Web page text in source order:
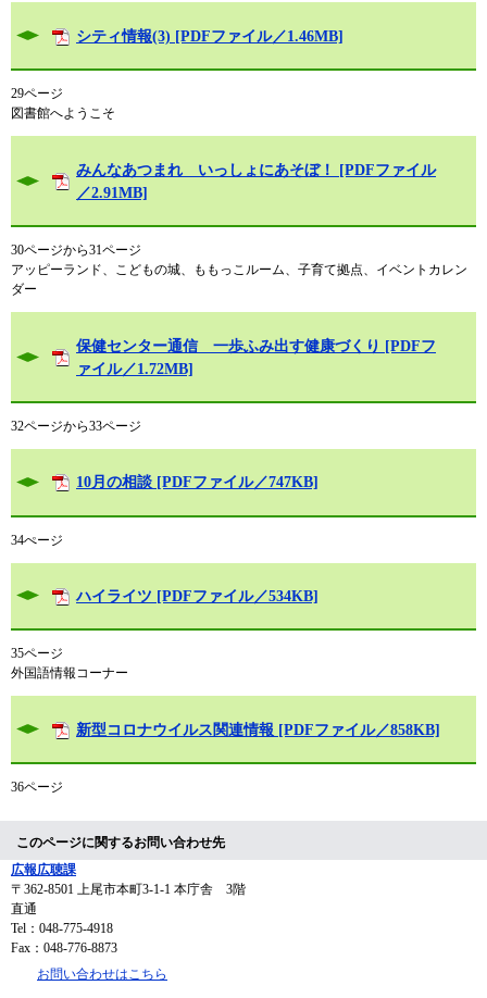
シティ情報(3) [PDFファイル／1.46MB]
29ページ
図書館へようこそ
みんなあつまれ いっしょにあそぼ！ [PDFファイル
／2.91MB]
30ページから31ページ
アッピーランド、こどもの城、ももっこルーム、子育て拠点、イベントカレン
ダー
保健センター通信 一歩ふみ出す健康づくり [PDFフ
ァイル／1.72MB]
32ページから33ページ
10月の相談 [PDFファイル／747KB]
34ぺージ
ハイライツ [PDFファイル／534KB]
35ページ
外国語情報コーナー
新型コロナウイルス関連情報 [PDFファイル／858KB]
36ページ
このページに関するお問い合わせ先
広報広聴課
〒362-8501 上尾市本町3-1-1 本庁舎 3階
直通
Tel：048-775-4918
Fax：048-776-8873
お問い合わせはこちら